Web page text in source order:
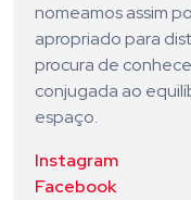
nomeamos assim
apropriado para
procura de
conjugada ao
espaço.
Instagram
Facebook